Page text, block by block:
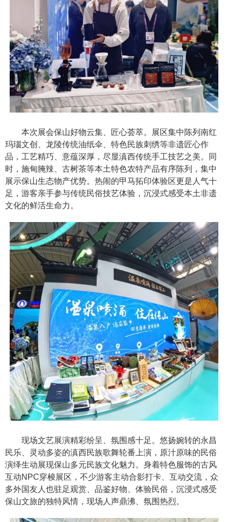
本次展会保山好物云集、匠心荟萃。展区集中陈列南红
玛瑙文创、龙陵传统油纸伞、特色民族刺绣等非遗匠心作
品，工艺精巧、意蕴深厚，尽显滇西传统手工技艺之美。同
时，施甸腌辣、古树茶等本土特色农特产品有序陈列，集中
展示保山生态物产优势。热闹的甲马拓印体验区更是人气十
足，游客亲手参与传统民俗技艺体验，沉浸式感受本土非遗
文化的鲜活生命力。
现场文艺展演精彩纷呈、氛围感十足。悠扬婉转的永昌
民乐、灵动多姿的滇西民族歌舞轮番上演，原汁原味的民俗
演绎生动展现保山多元民族文化魅力。身着特色服饰的古风
互动NPC穿梭展区，不少游客主动合影打卡、互动交流，众
多外国友人也驻足观赏、品鉴好物、体验民俗，沉浸式感受
保山文旅的独特风情，现场人声鼎沸、氛围热烈。